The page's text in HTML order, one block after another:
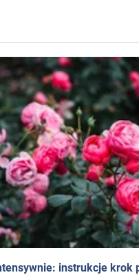
instrukcje krok